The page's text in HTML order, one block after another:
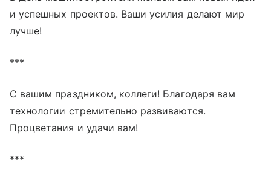
и успешных проектов. Ваши усилия делают мир
лучше!
***
С вашим праздником, коллеги! Благодаря вам
технологии стремительно развиваются.
Процветания и удачи вам!
***